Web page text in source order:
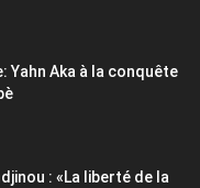
Yahn Aka à la conquête
: «La liberté de la